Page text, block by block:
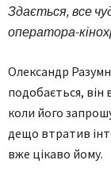
Здається, все
оператора-
Олександр
подобається, він
коли його
дещо втратив
вже цікаво йому.